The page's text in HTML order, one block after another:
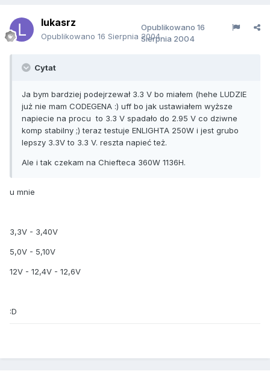
lukasrz
Opublikowano 16 Sierpnia 2004
Opublikowano 16
Sierpnia 2004
Cytat
Ja bym bardziej podejrzewał 3.3 V bo miałem (hehe LUDZIE
już nie mam CODEGENA :) uff bo jak ustawiałem wyższe
napiecie na procu to 3.3 V spadało do 2.95 V co dziwne
komp stabilny ;) teraz testuje ENLIGHTA 250W i jest grubo
lepszy 3.3V to 3.3 V. reszta napieć też.
Ale i tak czekam na Chiefteca 360W 1136H.
u mnie
3,3V - 3,40V
5,0V - 5,10V
12V - 12,4V - 12,6V
:D